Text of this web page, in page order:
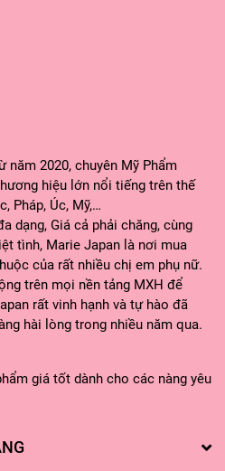
2020, chuyên Mỹ Phẩm
hiệu lớn nổi tiếng trên thế
Pháp, Úc, Mỹ,…
dạng, Giá cả phải chăng, cùng
tình, Marie Japan là nơi mua
của rất nhiều chị em phụ nữ.
trên mọi nền tảng MXH để
rất vinh hạnh và tự hào đã
hài lòng trong nhiều năm qua.
giá tốt dành cho các nàng yêu